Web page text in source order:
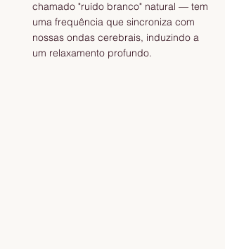
chamado "ruído branco" natural — tem
uma frequência que sincroniza com
nossas ondas cerebrais, induzindo a
um relaxamento profundo.